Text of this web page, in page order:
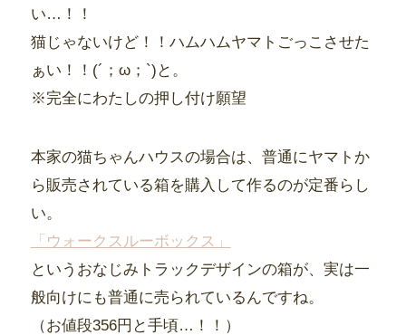
い…！！
猫じゃないけど！！ハムハムヤマトごっこさせた
ぁい！！(´；ω；`)と。
※完全にわたしの押し付け願望
本家の猫ちゃんハウスの場合は、普通にヤマトか
ら販売されている箱を購入して作るのが定番らし
い。
「ウォークスルーボックス」
というおなじみトラックデザインの箱が、実は一
般向けにも普通に売られているんですね。
（お値段356円と手頃…！！）